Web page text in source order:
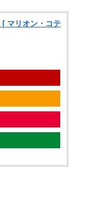
マリオン・コテ